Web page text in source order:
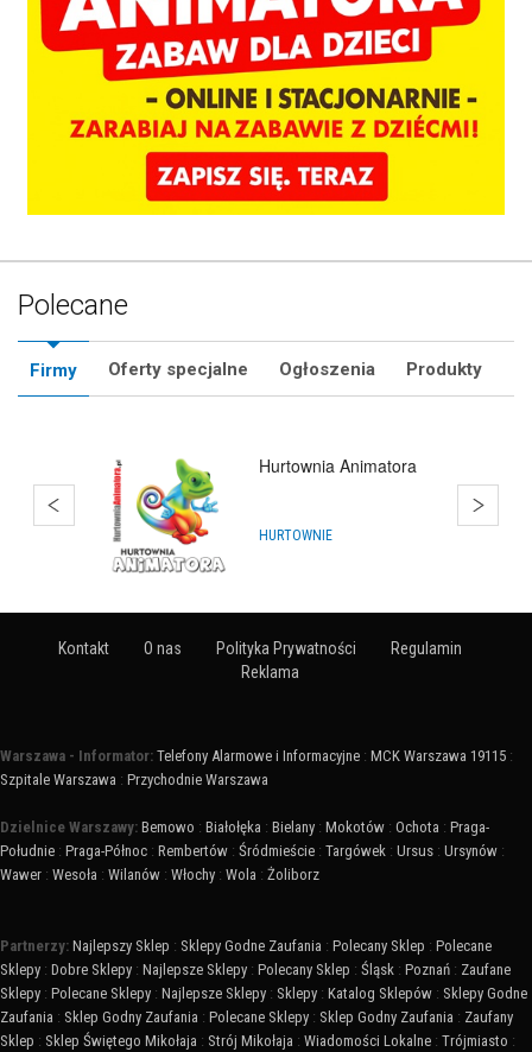
Polecane
Firmy Oferty specjalne Ogłoszenia Produkty
Hurtownia Balonów
HURTOWNIE
Kontakt O nas Polityka Prywatności
Regulamin
Reklama
Warszawa - Informator: Telefony Alarmowe i Informacyjne : MCK Warszawa 19115 :
Szpitale Warszawa : Przychodnie Warszawa
Dzielnice Warszawy: Bemowo : Białołęka : Bielany : Mokotów : Ochota : Praga-
Południe : Praga-Północ : Rembertów : Śródmieście : Targówek : Ursus : Ursynów :
Wawer : Wesoła : Wilanów : Włochy : Wola : Żoliborz
Partnerzy: Najlepszy Sklep : Sklepy Godne Zaufania : Polecany Sklep : Polecane
Sklepy : Dobre Sklepy : Najlepsze Sklepy : Polecany Sklep : Śląsk : Poznań : Zaufane
Sklepy : Polecane Sklepy : Najlepsze Sklepy : Sklepy : Katalog Sklepów : Sklepy Godne
Zaufania : Sklep Godny Zaufania : Polecane Sklepy : Sklep Godny Zaufania : Zaufany
Sklep : Sklep Świętego Mikołaja : Strój Mikołaja : Wiadomości Lokalne : Trójmiasto :